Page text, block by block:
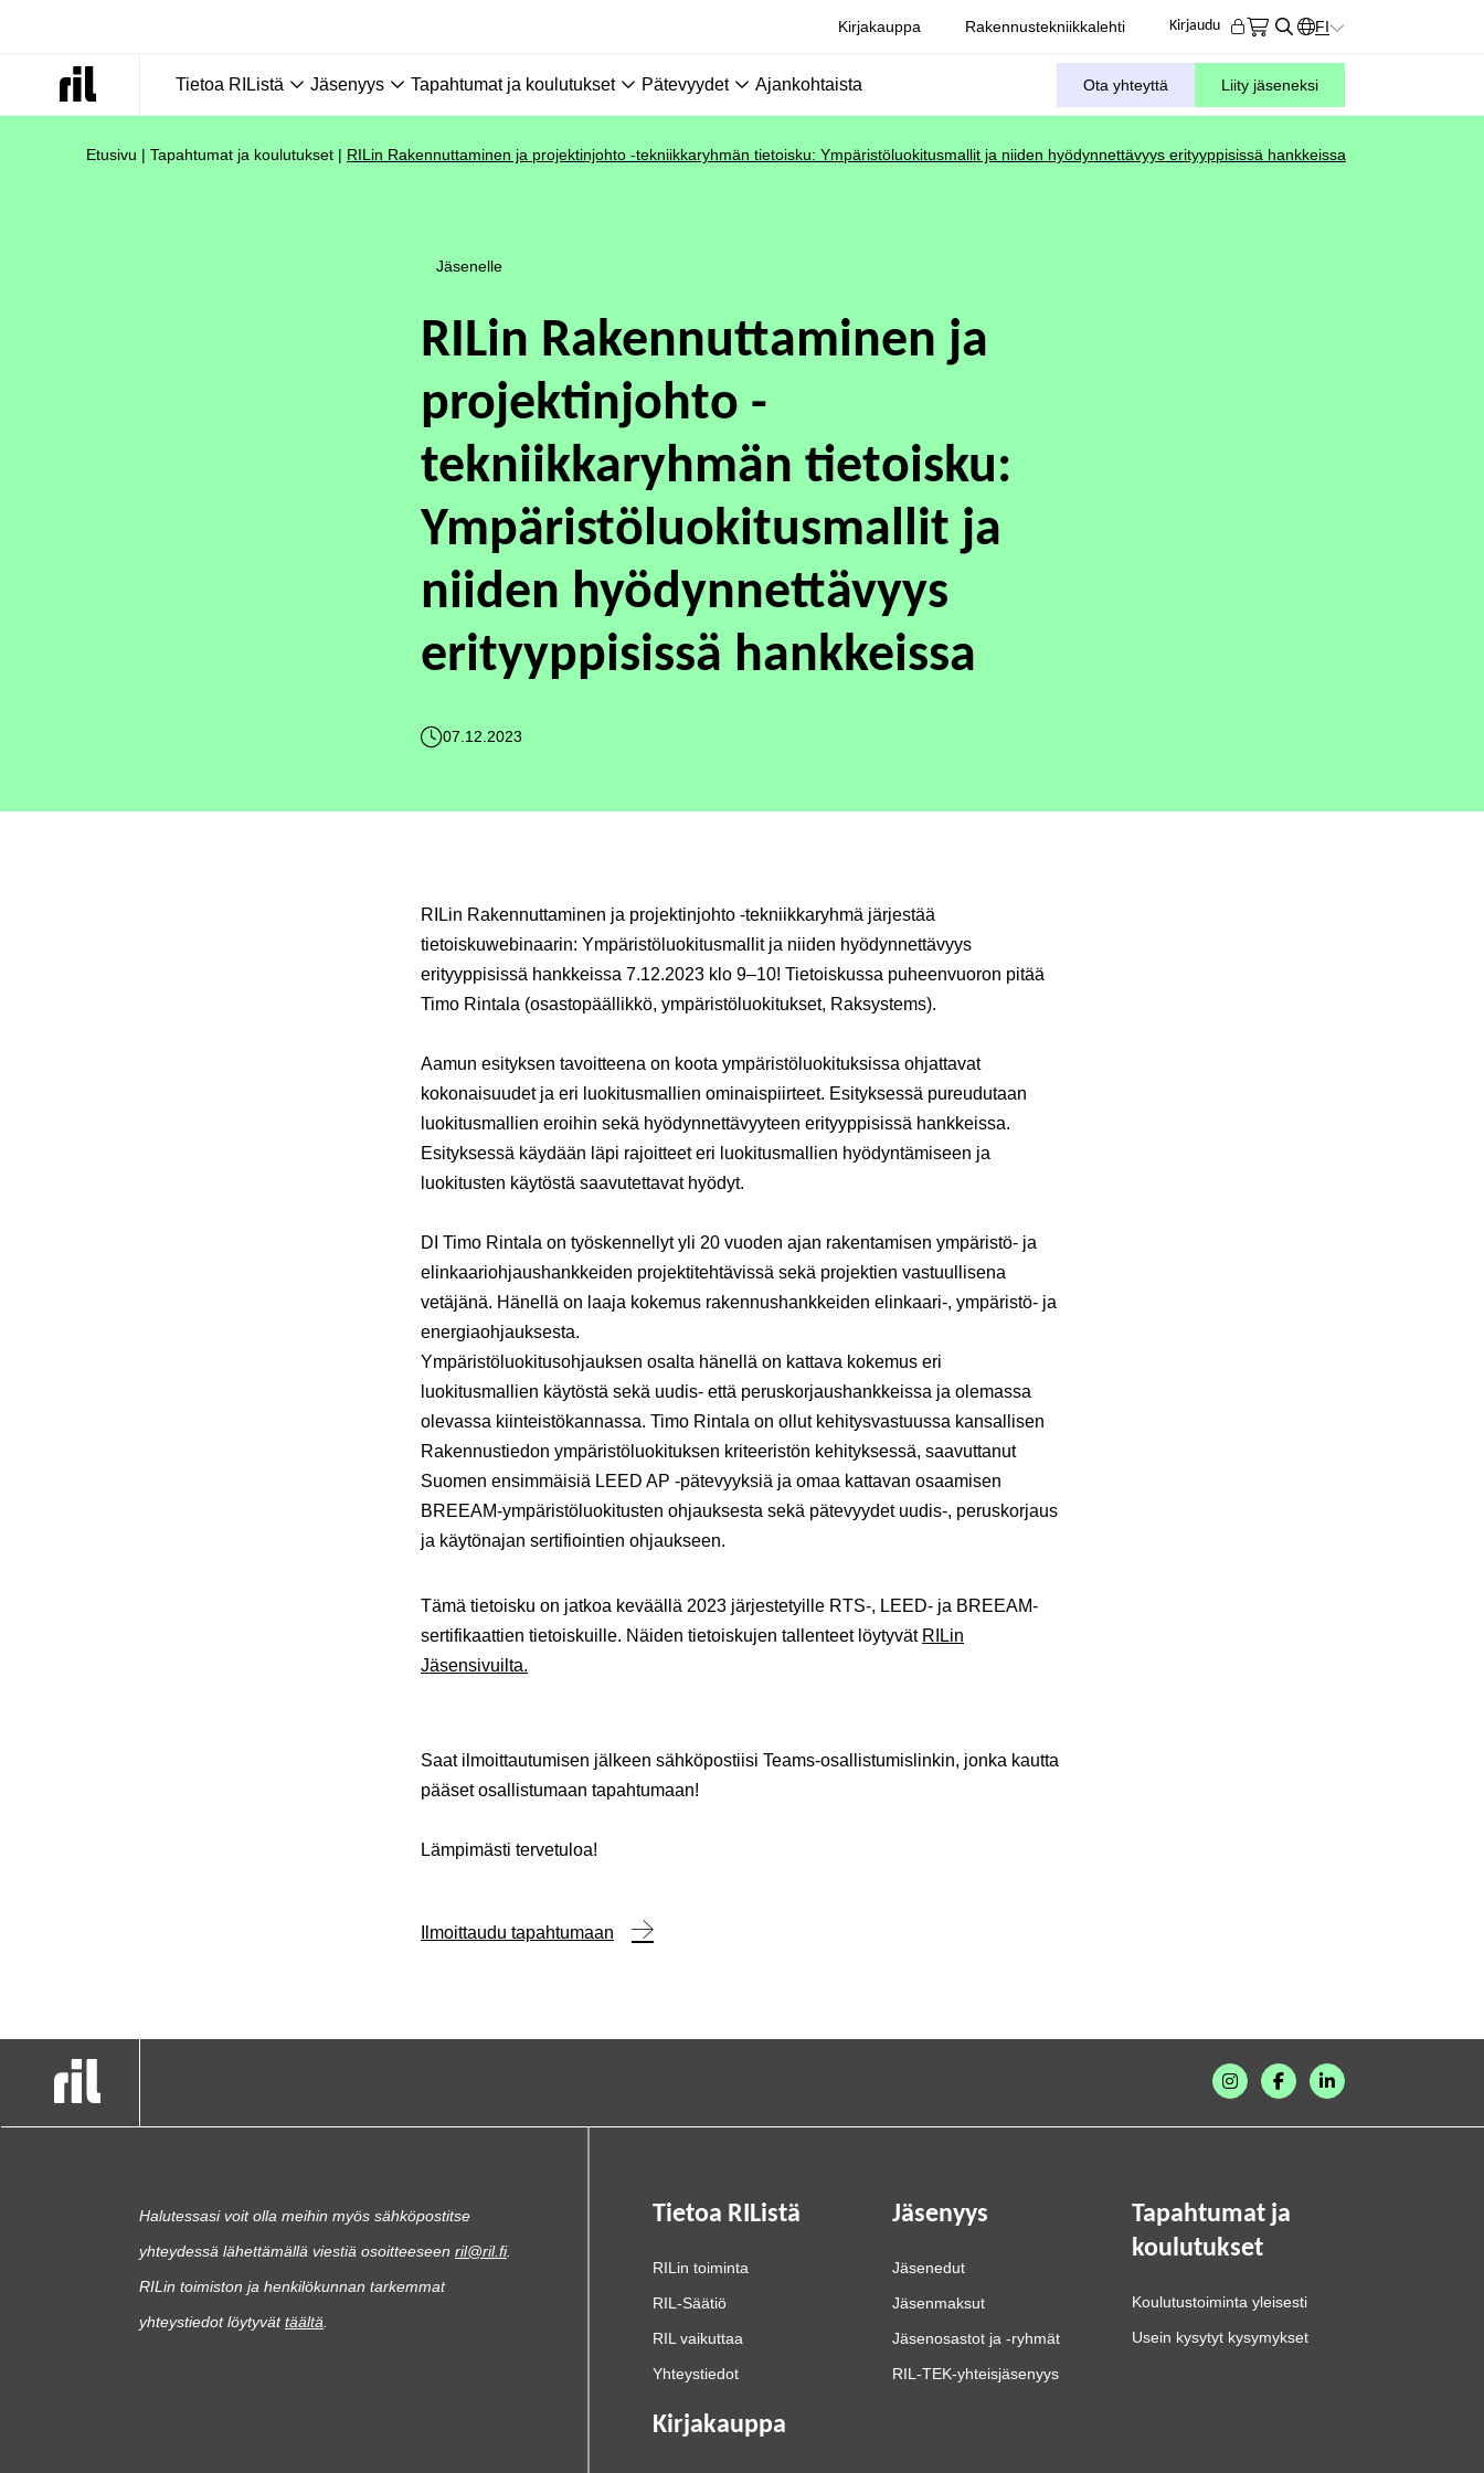
Kirjakauppa Rakennustekniikkalehti Kirjaudu FI
KIELIVALITSIN.
Tietoa RIListä Jäsenyys Tapahtumat ja koulutukset Pätevyydet Ajankohtaista Ota yhteyttä Liity jäseneksi
Etusivu | Tapahtumat ja koulutukset | RILin Rakennuttaminen ja projektinjohto -tekniikkaryhmän tietoisku: Ympäristöluokitusmallit ja niiden hyödynnettävyys erityyppisissä hankkeissa
Jäsenelle
RILin Rakennuttaminen ja
projektinjohto -
tekniikkaryhmän tietoisku:
Ympäristöluokitusmallit ja
niiden hyödynnettävyys
erityyppisissä hankkeissa
07.12.2023
RILin Rakennuttaminen ja projektinjohto -tekniikkaryhmä järjestää
tietoiskuwebinaarin: Ympäristöluokitusmallit ja niiden hyödynnettävyys
erityyppisissä hankkeissa 7.12.2023 klo 9–10! Tietoiskussa puheenvuoron pitää
Timo Rintala (osastopäällikkö, ympäristöluokitukset, Raksystems).
Aamun esityksen tavoitteena on koota ympäristöluokituksissa ohjattavat
kokonaisuudet ja eri luokitusmallien ominaispiirteet. Esityksessä pureudutaan
luokitusmallien eroihin sekä hyödynnettävyyteen erityyppisissä hankkeissa.
Esityksessä käydään läpi rajoitteet eri luokitusmallien hyödyntämiseen ja
luokitusten käytöstä saavutettavat hyödyt.
DI Timo Rintala on työskennellyt yli 20 vuoden ajan rakentamisen ympäristö- ja
elinkaariohjaushankkeiden projektitehtävissä sekä projektien vastuullisena
vetäjänä. Hänellä on laaja kokemus rakennushankkeiden elinkaari-, ympäristö- ja
energiaohjauksesta.
Ympäristöluokitusohjauksen osalta hänellä on kattava kokemus eri
luokitusmallien käytöstä sekä uudis- että peruskorjaushankkeissa ja olemassa
olevassa kiinteistökannassa. Timo Rintala on ollut kehitysvastuussa kansallisen
Rakennustiedon ympäristöluokituksen kriteeristön kehityksessä, saavuttanut
Suomen ensimmäisiä LEED AP -pätevyyksiä ja omaa kattavan osaamisen
BREEAM-ympäristöluokitusten ohjauksesta sekä pätevyydet uudis-, peruskorjaus
ja käytönajan sertifiointien ohjaukseen.
Tämä tietoisku on jatkoa keväällä 2023 järjestetyille RTS-, LEED- ja BREEAM-
sertifikaattien tietoiskuille. Näiden tietoiskujen tallenteet löytyvät RILin
Jäsensivuilta.
Saat ilmoittautumisen jälkeen sähköpostiisi Teams-osallistumislinkin, jonka kautta
pääset osallistumaan tapahtumaan!
Lämpimästi tervetuloa!
Ilmoittaudu tapahtumaan
Halutessasi voit olla meihin myös sähköpostitse
yhteydessä lähettämällä viestiä osoitteeseen ril@ril.fi.
RILin toimiston ja henkilökunnan tarkemmat
yhteystiedot löytyvättäältä
Tietoa RIListä
RILin toiminta
RIL-Säätiö
RIL vaikuttaa
Yhteystiedot
Jäsenyys
Jäsenedut
Jäsenmaksut
Jäsenosastot ja -ryhmät
RIL-TEK-yhteisjäsenyys
Tapahtumat ja
koulutukset
Koulutustoiminta yleisesti
Usein kysytyt kysymykset
Kirjakauppa